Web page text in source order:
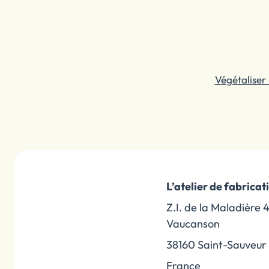
L’atelier de
Z.I. de la Maladière
Vaucanson
38160 Saint-Sauveur
France